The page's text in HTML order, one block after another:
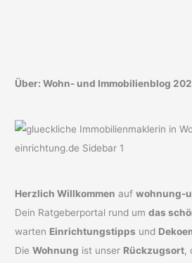
Über: Wohn- und Immobilienblog
Herzlich Willkommen aufwohnung-
Dein Ratgeberportal rund umdas
warten Einrichtungstipps und
DieWohnung ist unser Rückzugsort,